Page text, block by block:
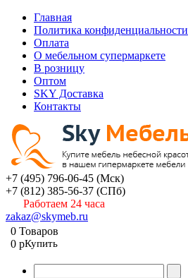
Главная
Политика конфиденциальности
Оплата
О мебельном супермаркете
В розницу
Оптом
SKY Доставка
Контакты
+7 (495) 796-06-45 (Мск)
+7 (812) 385-56-37 (СПб)
Работаем 24 часа
zakaz@skymeb.ru
0 Товаров
0 pКупить